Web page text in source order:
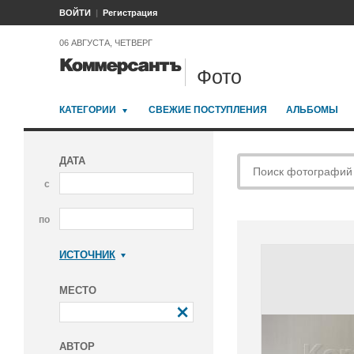
ВОЙТИ Регистрация
06 АВГУСТА, ЧЕТВЕРГ
Фото
КАТЕГОРИИ СВЕЖИЕ ПОСТУПЛЕНИЯ АЛЬБОМЫ
ДАТА
с
по
ИСТОЧНИК
МЕСТО
АВТОР